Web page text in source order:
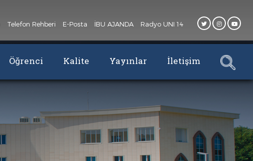
Telefon Rehberi E-Posta İBU AJANDA Radyo UNI 14
Öğrenci Kalite Yayınlar İletişim